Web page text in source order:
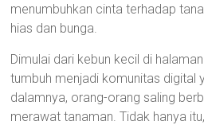
menumbuhkan cinta terhadap
hias dan bunga.
Dimulai dari kebun kecil di
tumbuh menjadi komunitas digital
dalamnya, orang-orang saling
merawat tanaman. Tidak hanya